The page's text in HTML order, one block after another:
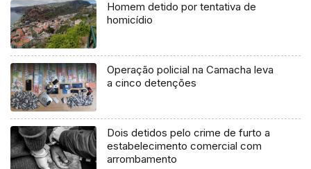
Homem detido por tentativa de
homicídio
Operação policial na Camacha leva
a cinco detenções
Dois detidos pelo crime de furto a
estabelecimento comercial com
arrombamento